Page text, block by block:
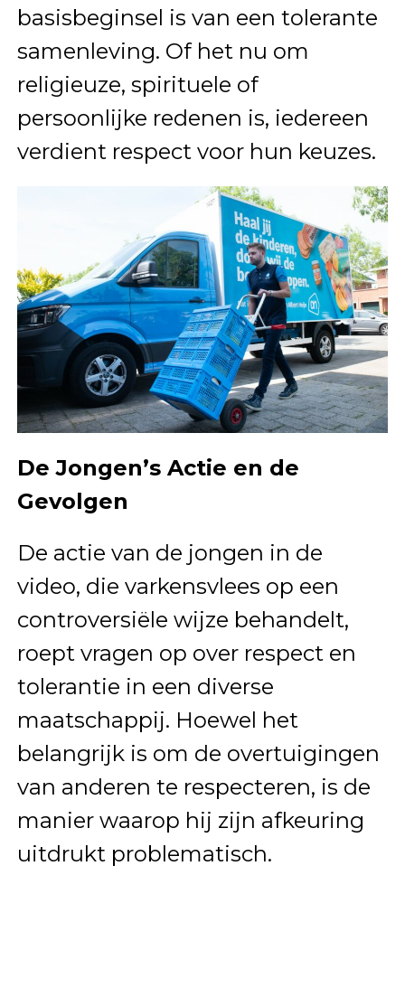
basisbeginsel is van een tolerante
samenleving. Of het nu om
religieuze, spirituele of
persoonlijke redenen is, iedereen
verdient respect voor hun keuzes.
De Jongen’s Actie en de
Gevolgen
De actie van de jongen in de
video, die varkensvlees op een
controversiële wijze behandelt,
roept vragen op over respect en
tolerantie in een diverse
maatschappij. Hoewel het
belangrijk is om de overtuigingen
van anderen te respecteren, is de
manier waarop hij zijn afkeuring
uitdrukt problematisch.